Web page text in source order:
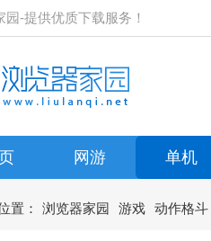
园-提供优质下载服务！
网游 单机
置： 浏览器家园 游戏 动作格斗